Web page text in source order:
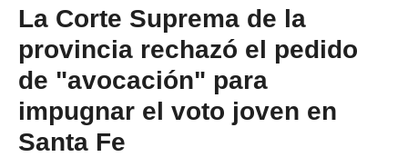
La Corte Suprema de la
provincia rechazó el pedido
de "avocación" para
impugnar el voto joven en
Santa Fe